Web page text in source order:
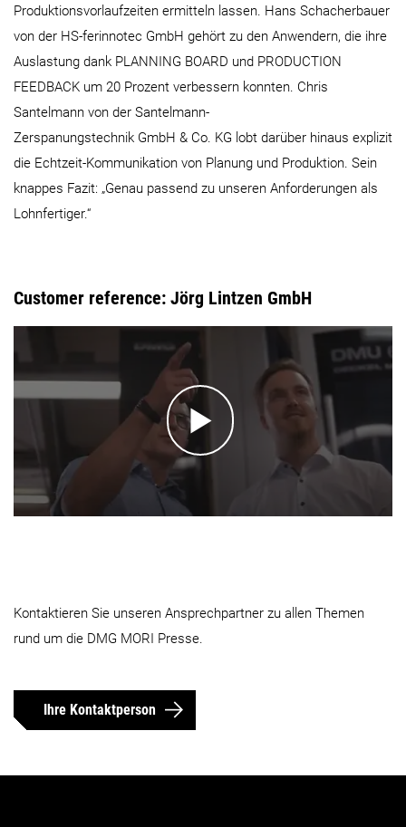
Produktionsvorlaufzeiten ermitteln lassen. Hans Schacherbauer
von der HS-ferinnotec GmbH gehört zu den Anwendern, die ihre
Auslastung dank PLANNING BOARD und PRODUCTION
FEEDBACK um 20 Prozent verbessern konnten. Chris
Santelmann von der Santelmann-
Zerspanungstechnik GmbH & Co. KG lobt darüber hinaus explizit
die Echtzeit-Kommunikation von Planung und Produktion. Sein
knappes Fazit: „Genau passend zu unseren Anforderungen als
Lohnfertiger.“
Customer reference: Jörg Lintzen GmbH
Kontaktieren Sie unseren Ansprechpartner zu allen Themen
rund um die DMG MORI Presse.
Ihre Kontaktperson